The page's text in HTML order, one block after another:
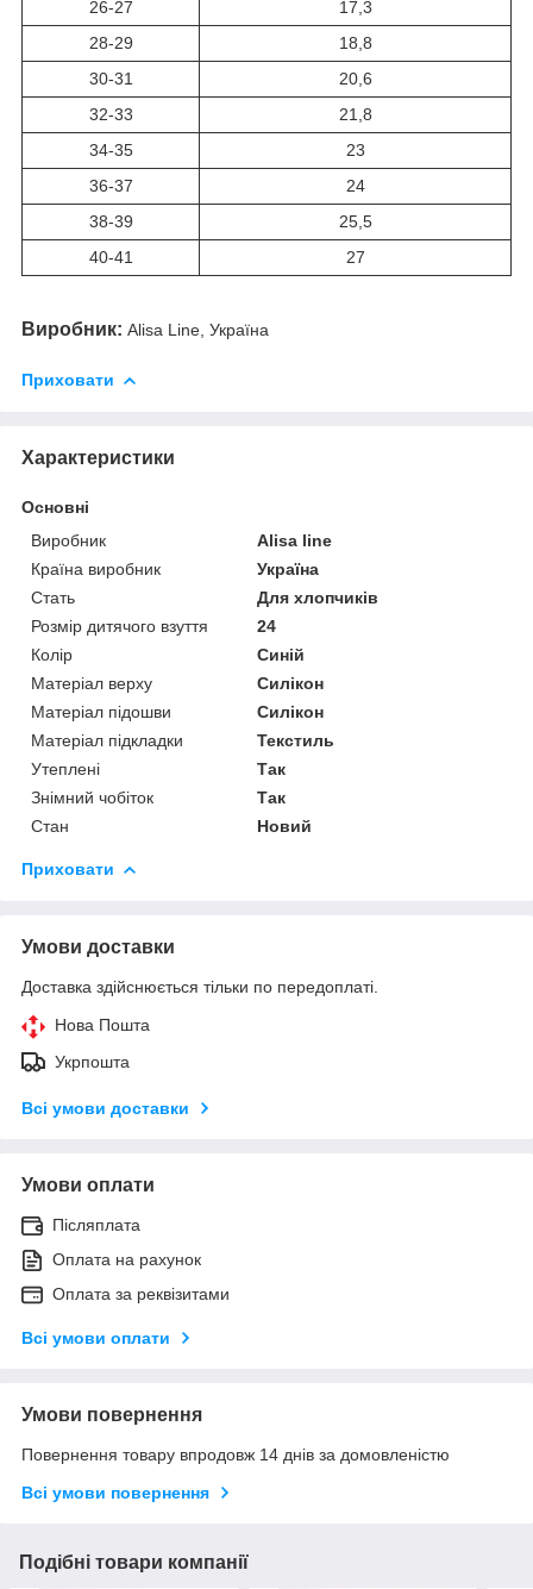
26-27
17,3
28-29
18,8
30-31
20,6
32-33
21,8
34-35
23
36-37
24
38-39
25,5
40-41
27
Виробник: Alisa Line, Україна
Приховати
Характеристики
Основні
Виробник
Alisa line
Країна виробник
Україна
Стать
Для хлопчиків
Розмір дитячого взуття
24
Колір
Синій
Матеріал верху
Силікон
Матеріал підошви
Силікон
Матеріал підкладки
Текстиль
Утеплені
Так
Знімний чобіток
Так
Стан
Новий
Приховати
Умови доставки
Доставка здійснюється тільки по передоплаті.
Нова Пошта
Укрпошта
Всі умови доставки
Умови оплати
Післяплата
Оплата на рахунок
Оплата за реквізитами
Всі умови оплати
Умови повернення
Повернення товару впродовж 14 днів за домовленістю
Всі умови повернення
Подібні товари компанії